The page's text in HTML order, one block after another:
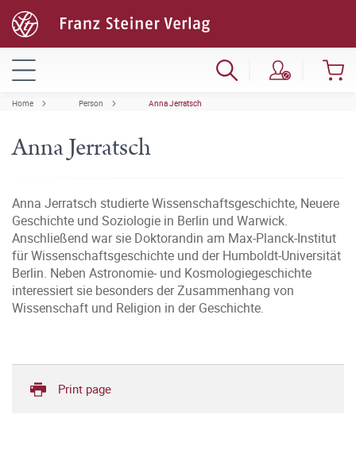
Home Person Anna Jerratsch
Anna Jerratsch
Anna Jerratsch studierte Wissenschaftsgeschichte, Neuere
Geschichte und Soziologie in Berlin und Warwick.
Anschließend war sie Doktorandin am Max-Planck-Institut
für Wissenschaftsgeschichte und der Humboldt-Universität
Berlin. Neben Astronomie- und Kosmologiegeschichte
interessiert sie besonders der Zusammenhang von
Wissenschaft und Religion in der Geschichte.
Print page